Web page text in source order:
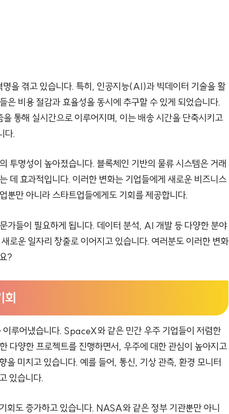
을 겪고 있습니다. 특히, 인공지능(AI)과 빅데이터 기술을 활
은 비용 절감과 효율성을 동시에 추구할 수 있게 되었습니다.
통해 실시간으로 이루어지며, 이는 배송 시간을 단축시키고
다.
투명성이 높아졌습니다. 블록체인 기반의 물류 시스템은 거래
데 효과적입니다. 이러한 변화는 기업들에게 새로운 비즈니스
뿐만 아니라 스타트업들에게도 기회를 제공합니다.
가들이 필요하게 됩니다. 데이터 분석, AI 개발 등 다양한 분야
로운 일자리 창출로 이어지고 있습니다. 여러분도 이러한 변화
?
회
이루어냈습니다. SpaceX와 같은 민간 우주 기업들이 저렴한
다양한 프로젝트를 진행하면서, 우주에 대한 관심이 높아지고
을 미치고 있습니다. 예를 들어, 통신, 기상 관측, 환경 모니터
있습니다.
회도 증가하고 있습니다. NASA와 같은 정부 기관뿐만 아니